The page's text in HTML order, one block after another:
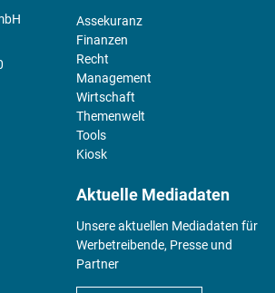
Assekuranz
Finanzen
Recht
Management
Wirtschaft
Themenwelt
Tools
Kiosk
Aktuelle Mediadaten
Unsere aktuellen Mediadaten für
Werbetreibende, Presse und
Partner